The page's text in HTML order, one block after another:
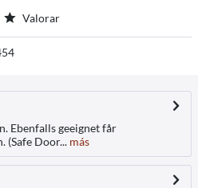
Valorar
Ebenfalls geeignet får
(Safe Door... más